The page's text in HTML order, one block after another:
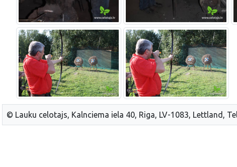
© Lauku celotajs, Kalnciema iela 40, Riga, LV-1083, Lettland,